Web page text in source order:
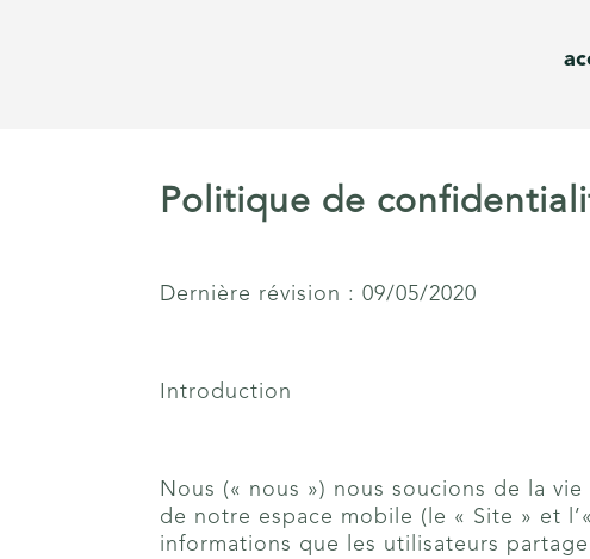
Politique de
Dernière révision : 09/05/2020
Introduction
Nous (« nous ») nous soucions de la
de notre espace mobile (le « Site » et
informations que les utilisateurs